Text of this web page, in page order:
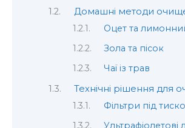
Домашні методи
Оцет та
Зола та пісок
Чаї із трав
Технічні рішення для
Фільтри під
Ультрафіолетові